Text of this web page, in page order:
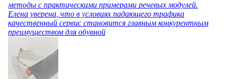
методы с практическими примерами речевых модулей.
Елена уверена, что в условиях падающего трафика
качественный сервис становится главным конкурентным
преимуществом для обувной